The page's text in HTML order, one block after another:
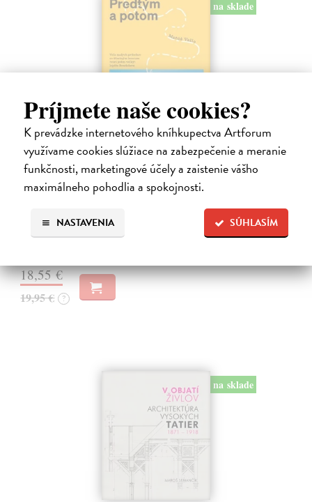
Príjmete naše cookies?
K prevádzke internetového kníhkupectva Artforum
využívame cookies slúžiace na zabezpečenie a meranie
funkčnosti, marketingové účely a zaistenie vášho
maximálneho pohodlia a spokojnosti.
SÚHLASÍM
NASTAVENIA
na sklade
Predtým a potom
Vallo Matúš| Kniha
Predtým tu bola vízia skupiny nadšencov, ktorí chceli premeniť
Bratislava a jej primátor Matúš Vallo, ktorí ukazujú, že aj zdanlivo
18,55 €
19,95 € ?
na sklade